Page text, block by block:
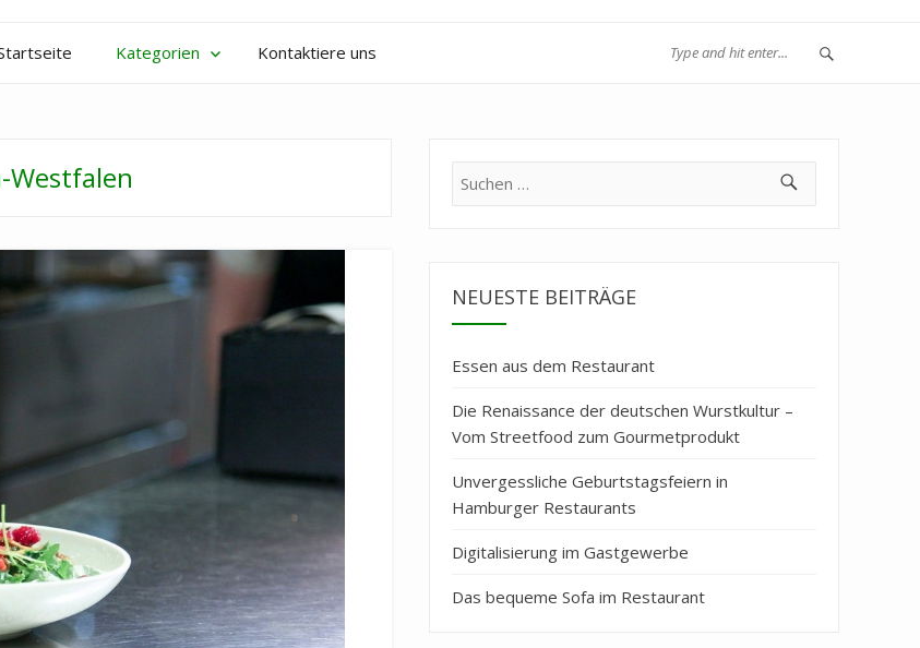
Kategorien Kontaktiere uns
Suche
NEUESTE BEITRÄGE
Essen aus dem Restaurant
Die Renaissance der deutschen Wurstkultur –
Vom Streetfood zum Gourmetprodukt
Unvergessliche Geburtstagsfeiern in
Hamburger Restaurants
Digitalisierung im Gastgewerbe
Das bequeme Sofa im Restaurant